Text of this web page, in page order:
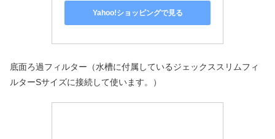
Yahoo!ショッピングで見る
底面ろ過フィルター（水槽に付属しているジェックススリムフィ
ルターSサイズに接続して使います。）